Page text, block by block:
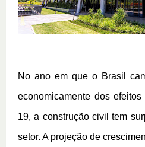
No ano em que o Brasil
economicamente dos
19, a construção civil tem
setor. A projeção de